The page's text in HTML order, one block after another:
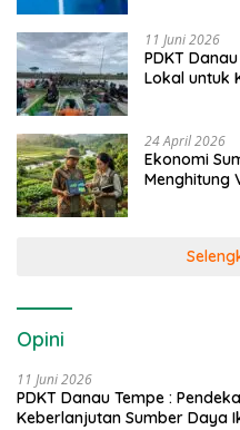
11 Juni 2026
PDKT
Lokal untuk
24 April 2026
Ekonomi
Menghitung
Opini
11 Juni 2026
PDKT Danau Tempe :
Keberlanjutan Sumber Daya